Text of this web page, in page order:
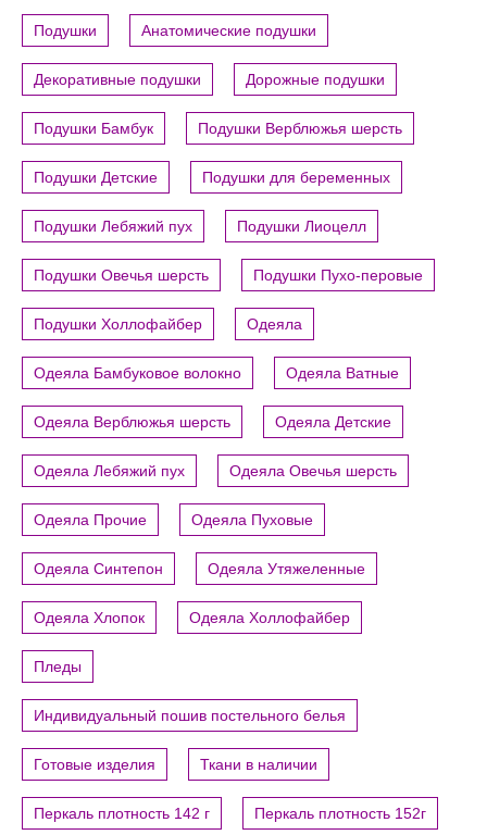
Подушки Анатомические подушки
Декоративные подушки Дорожные подушки
Подушки Бамбук Подушки Верблюжья шерсть
Подушки Детские Подушки для беременных
Подушки Лебяжий пух Подушки Лиоцелл
Подушки Овечья шерсть Подушки Пухо-перовые
Подушки Холлофайбер Одеяла
Одеяла Бамбуковое волокно Одеяла Ватные
Одеяла Верблюжья шерсть Одеяла Детские
Одеяла Лебяжий пух Одеяла Овечья шерсть
Одеяла Прочие Одеяла Пуховые
Одеяла Синтепон Одеяла Утяжеленные
Одеяла Хлопок Одеяла Холлофайбер
Пледы
Индивидуальный пошив постельного белья
Готовые изделия Ткани в наличии
Перкаль плотность 142 г Перкаль плотность 152г